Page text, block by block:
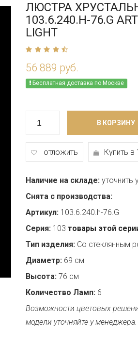
ЛЮСТРА
103.6.240.H-76.G
LIGHT
56 889 руб.
Бесплатная доставка по Москве
В КОРЗИНУ
отложить Купить в
Наличие на складе: уточнить
Снята с производства:
Артикул: 103.6.240.h-76.G
Серия: 103 товары этой
Тип изделия: Со стеклянным
Диаметр: 69 см
Высота: 76 см
Количество Ламп: 6
Возможности цветовых
модели уточняйте у менеджера.